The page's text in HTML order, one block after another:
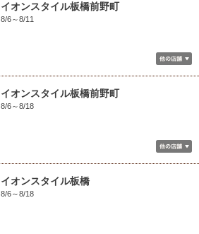
イオンスタイル板橋前野町
8/6～8/11
イオンスタイル板橋前野町
8/6～8/18
イオンスタイル板橋
8/6～8/18